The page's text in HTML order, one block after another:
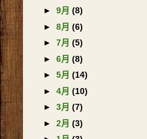
► 9月 (8)
► 8月 (6)
► 7月 (5)
► 6月 (8)
► 5月 (14)
► 4月 (10)
► 3月 (7)
► 2月 (3)